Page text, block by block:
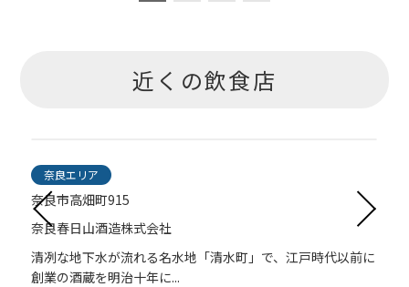
近くの飲食店
奈良エリア
奈良市高畑町915
奈良春日山酒造株式会社
清冽な地下水が流れる名水地「清水町」で、江戸時代以前に
創業の酒蔵を明治十年に...